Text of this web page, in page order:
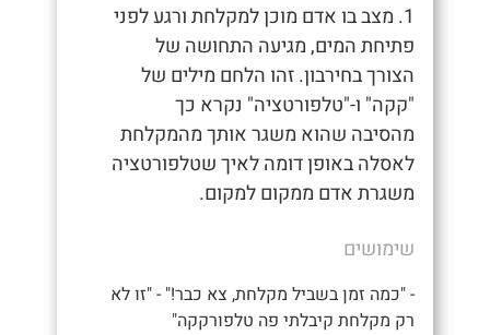
1. מצב בו אדם מוכן למקלחת ורגע לפני
פתיחת המים, מגיעה התחושה של
הצורך בחירבון. זהו הלחם מילים של
"קקה" ו-"טלפורטציה" נקרא כך
מהסיבה שהוא משגר אותך מהמקלחת
לאסלה באופן דומה לאיך שטלפורטציה
משגרת אדם ממקום למקום.
שימושים
- "כמה זמן בשביל מקלחת, צא כבר!" - "זו לא
רק מקלחת קיבלתי פה טלפורקקה"